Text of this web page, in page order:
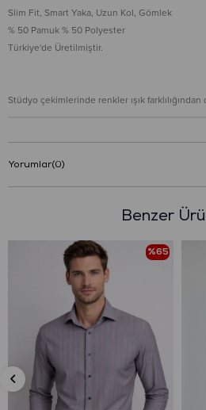
Slim Fit, Smart Yaka, Uzun Kol, Gömlek
% 50 Pamuk % 50 Polyester
Türkiye'de Üretilmiştir.
Stüdyo çekimlerinde renkler ışık
Yorumlar(0)
Benzer
%65